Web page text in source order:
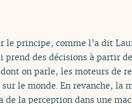
le principe, comme l’a dit
prend des décisions à partir
on parle, les moteurs de
le monde. En revanche, la
de la perception dans une